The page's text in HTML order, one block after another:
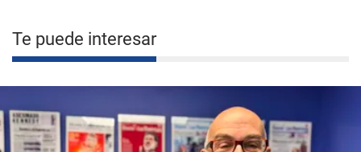
Te puede interesar